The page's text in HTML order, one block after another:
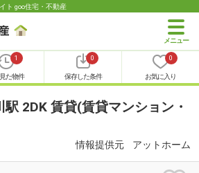
ト goo住宅・不動産
1
た物件
0
保存した条件
0
お気に入り
2DK 賃貸(賃貸マンション・
情報提供元 アットホーム